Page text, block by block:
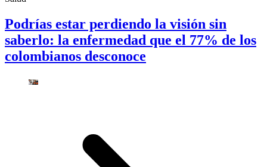
Podrías estar perdiendo la visión sin
saberlo: la enfermedad que el 77% de los
colombianos desconoce